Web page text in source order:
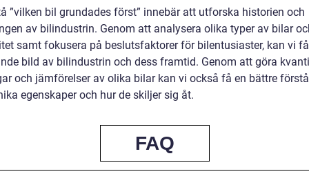
”vilken bil grundades först” innebär att utforska historien och
av bilindustrin. Genom att analysera olika typer av bilar
samt fokusera på beslutsfaktorer för bilentusiaster, kan vi
bild av bilindustrin och dess framtid. Genom att göra
och jämförelser av olika bilar kan vi också få en bättre
egenskaper och hur de skiljer sig åt.
FAQ